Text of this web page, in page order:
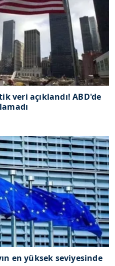
veri açıklandı! ABD'de
en yüksek seviyesinde